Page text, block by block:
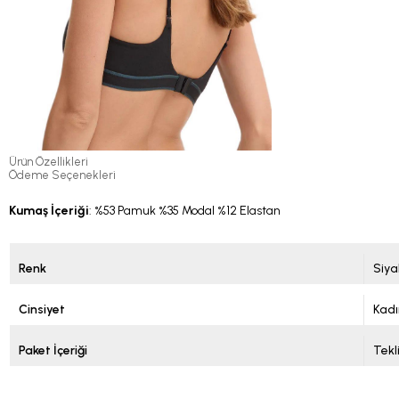
Ürün Özellikleri
Ödeme Seçenekleri
Kumaş İçeriği: %53 Pamuk %35 Modal %12 Elastan
Renk
Cinsiyet
Paket İçeriği